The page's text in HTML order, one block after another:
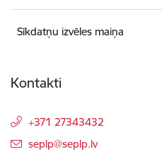
Sīkdatņu izvēles maiņa
Kontakti
+371 27343432
E-pasts:
seplp@seplp.lv